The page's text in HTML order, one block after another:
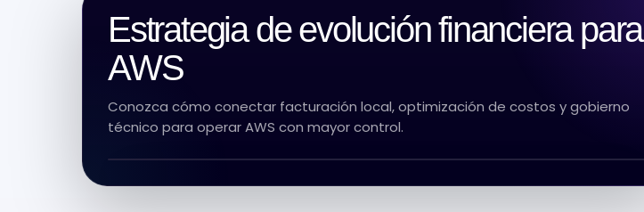
Estrategia de evolución financiera para
AWS
Conozca cómo conectar facturación local, optimización de costos y gobierno
técnico para operar AWS con mayor control.